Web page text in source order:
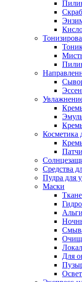
Косметика
Патчи
Средства
Пудра для
Маски
Для